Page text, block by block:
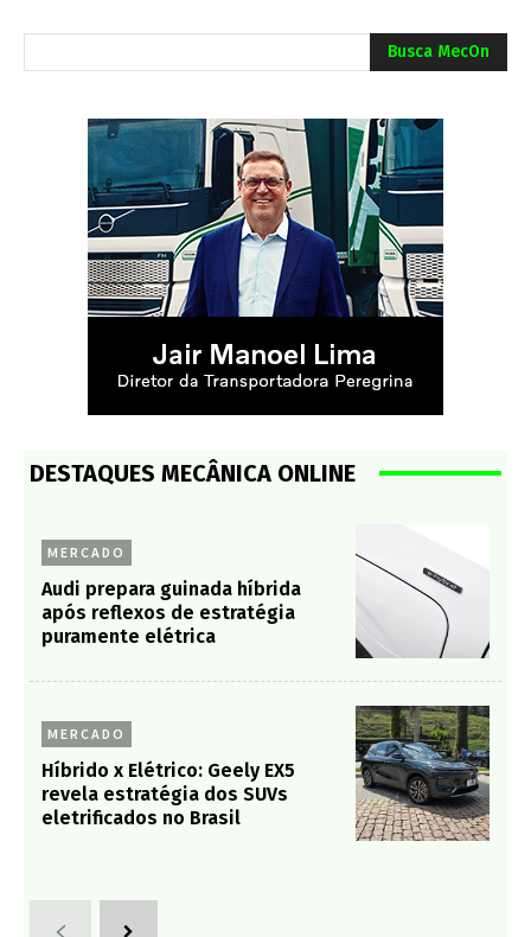
Busca MecOn
DESTAQUES MECÂNICA ONLINE
MERCADO
Audi prepara guinada híbrida
após reflexos de estratégia
puramente elétrica
MERCADO
Híbrido x Elétrico: Geely EX5
revela estratégia dos SUVs
eletrificados no Brasil